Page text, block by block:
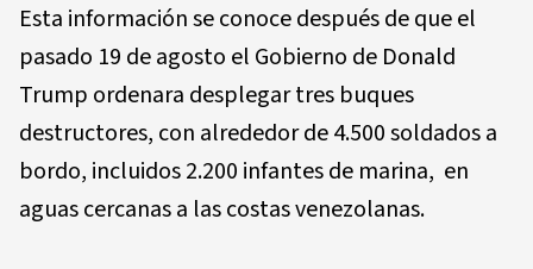
Esta información se conoce después de que el
pasado 19 de agosto el Gobierno de Donald
Trump ordenara desplegar tres buques
destructores, con alrededor de 4.500 soldados a
bordo, incluidos 2.200 infantes de marina, en
aguas cercanas a las costas venezolanas.